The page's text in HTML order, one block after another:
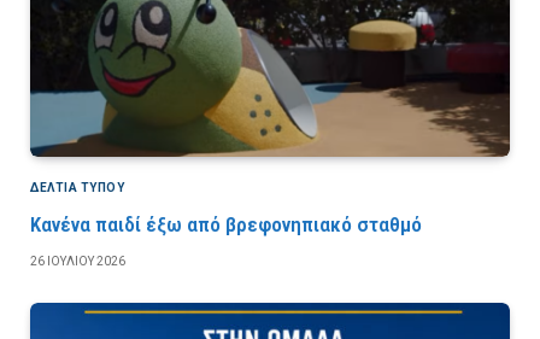
ΔΕΛΤΙΑ ΤΥΠΟΥ
Κανένα παιδί έξω από βρεφονηπιακό σταθμό
26 ΙΟΥΛΊΟΥ 2026